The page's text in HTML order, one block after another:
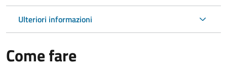
Ulteriori informazioni
Come fare